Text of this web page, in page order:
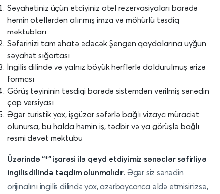
Səyahətiniz üçün etdiyiniz otel rezervasiyaları barədə
həmin otellərdən alınmış imza və möhürlü təsdiq
məktubları
Səfərinizi tam əhatə edəcək Şengen qaydalarına uyğun
səyahət sığortası
İngilis dilində və yalnız böyük hərflərlə doldurulmuş ərizə
forması
Görüş təyininin təsdiqi barədə sistemdən verilmiş sənədin
çap versiyası
Əgər turistik yox, işgüzar səfərlə bağlı vizaya müraciət
olunursa, bu halda həmin iş, tədbir və ya görüşlə bağlı
rəsmi dəvət məktubu
Üzərində “*” işarəsi ilə qeyd etdiyimiz sənədlər səfirliyə
ingilis dilində təqdim olunmalıdır. Əgər siz sənədin
orijinalını ingilis dilində yox, azərbaycanca əldə etmisinizsə,